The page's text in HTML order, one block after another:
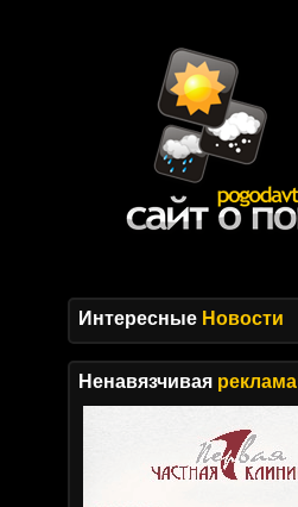
Интересные Новости
Ненавязчивая реклама